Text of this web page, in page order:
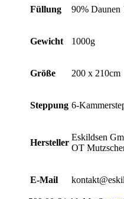
Füllung 90% Daunen
Gewicht 1000g
Größe 200 x 210cm
Steppung 6-
Hersteller
Eskildsen
OT
E-Mail